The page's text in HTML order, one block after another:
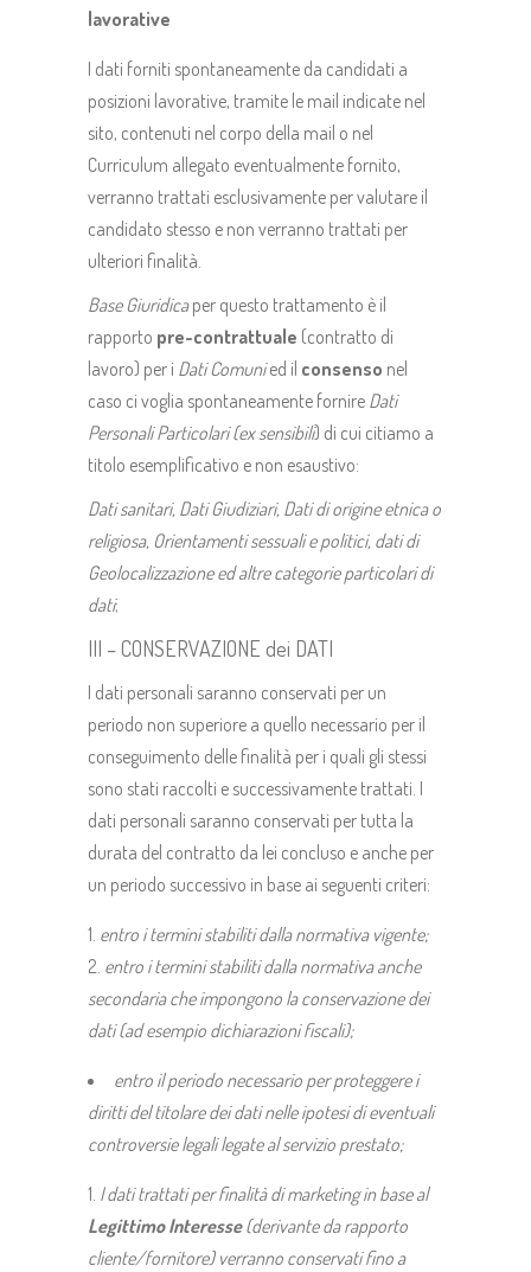
lavorative
I dati forniti spontaneamente da candidati a
posizioni lavorative, tramite le mail indicate nel
sito, contenuti nel corpo della mail o nel
Curriculum allegato eventualmente fornito,
verranno trattati esclusivamente per valutare il
candidato stesso e non verranno trattati per
ulteriori finalità.
Base Giuridicaper questo trattamento è il
rapporto pre-contrattuale (contratto di
lavoro) per i Dati Comunied il consenso nel
caso ci voglia spontaneamente fornire Dati
Personali Particolari (ex sensibili) di cui citiamo a
titolo esemplificativo e non esaustivo:
Dati sanitari, Dati Giudiziari, Dati di origine etnica o
religiosa, Orientamenti sessuali e politici, dati di
Geolocalizzazione ed altre categorie particolari di
dati;
III – CONSERVAZIONE dei DATI
I dati personali saranno conservati per un
periodo non superiore a quello necessario per il
conseguimento delle finalità per i quali gli stessi
sono stati raccolti e successivamente trattati. I
dati personali saranno conservati per tutta la
durata del contratto da lei concluso e anche per
un periodo successivo in base ai seguenti criteri:
entro i termini stabiliti dalla normativa vigente;
entro i termini stabiliti dalla normativa anche
secondaria che impongono la conservazione dei
dati (ad esempio dichiarazioni fiscali);
entro il periodo necessario per proteggere i
diritti del titolare dei dati nelle ipotesi di eventuali
controversie legali legate al servizio prestato;
I dati trattati per finalità di marketing in base al
Legittimo Interesse(derivante da rapporto
cliente/fornitore) verranno conservati fino a